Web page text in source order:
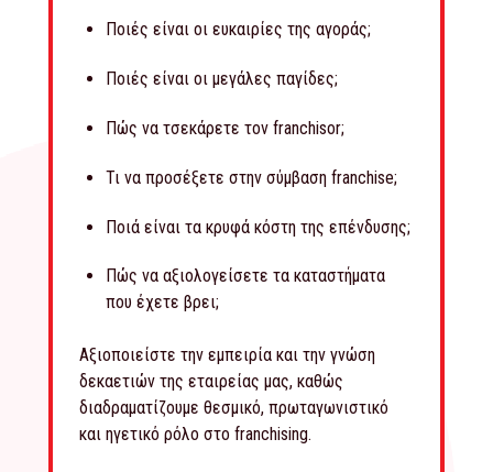
Ποιές είναι οι ευκαιρίες της αγοράς;
Ποιές είναι οι μεγάλες παγίδες;
Πώς να τσεκάρετε τον franchisor;
Τι να προσέξετε στην σύμβαση franchise;
Ποιά είναι τα κρυφά κόστη της επένδυσης;
Πώς να αξιολογείσετε τα καταστήματα
που έχετε βρει;
Αξιοποιείστε την εμπειρία και την γνώση
δεκαετιών της εταιρείας μας, καθώς
διαδραματίζουμε θεσμικό, πρωταγωνιστικό
και ηγετικό ρόλο στο franchising.